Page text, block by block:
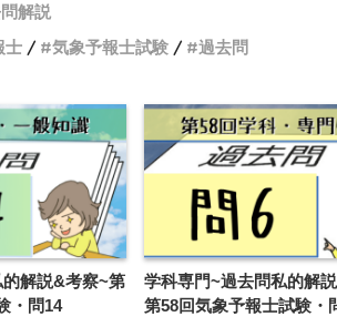
解説
士 気象予報士試験 過去問
解説&考察~第
・問14
学科専門~過去問私的解
第58回気象予報士試験・